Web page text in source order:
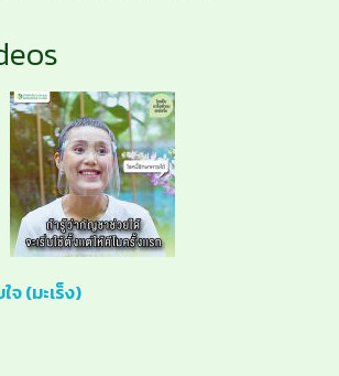
จ (มะเร็ง)